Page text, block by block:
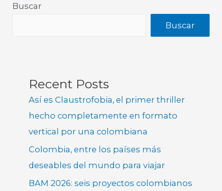
Buscar
Buscar
Recent Posts
Así es Claustrofobia, el primer thriller
hecho completamente en formato
vertical por una colombiana
Colombia, entre los países más
deseables del mundo para viajar
BAM 2026: seis proyectos colombianos